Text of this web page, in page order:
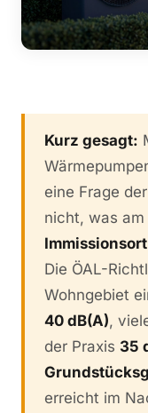
Kurz gesagt:
eine Frage
nicht, was
Immissionsort
Die ÖAL-
Wohngebiet
40 dB(A),
der Praxis 35
erreicht im